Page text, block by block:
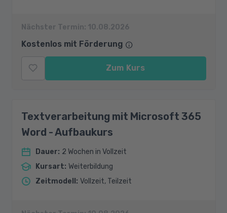
Nächster Termin: 10.08.2026
Kostenlos mit Förderung
Zum Kurs
Textverarbeitung mit Microsoft 365
Word - Aufbaukurs
Dauer: 2 Wochen in Vollzeit
Kursart: Weiterbildung
Zeitmodell : Vollzeit, Teilzeit